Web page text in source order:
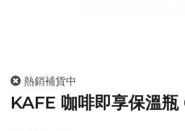
熱銷補貨中
KAFE 咖啡即享保溫